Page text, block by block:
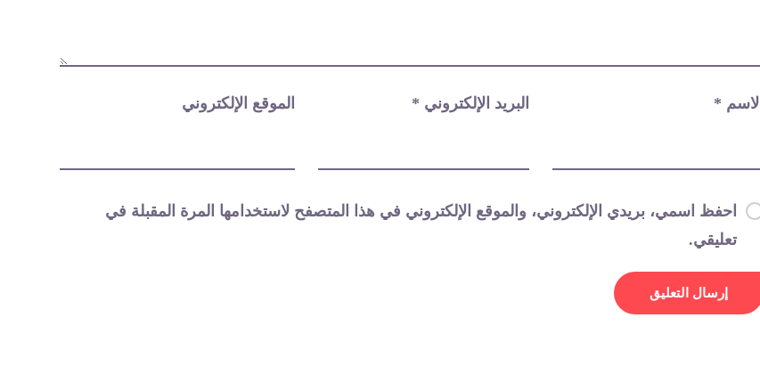
الاسم * البريد الإلكتروني * الموقع الإلكتروني
احفظ اسمي، بريدي الإلكتروني، والموقع الإلكتروني في هذا المتصفح لاستخدامها المرة المقبلة في
تعليقي.